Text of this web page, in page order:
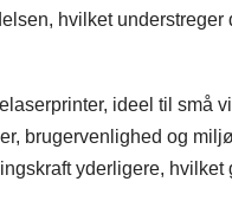
hvilket
ideel til små
brugervenlighed og
yderligere, hvilket